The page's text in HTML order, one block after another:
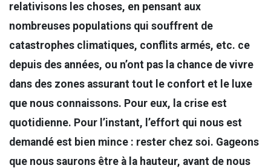
relativisons les choses, en pensant aux
nombreuses populations qui souffrent de
catastrophes climatiques, conflits armés, etc. ce
depuis des années, ou n’ont pas la chance de vivre
dans des zones assurant tout le confort et le luxe
que nous connaissons. Pour eux, la crise est
quotidienne. Pour l’instant, l’effort qui nous est
demandé est bien mince : rester chez soi. Gageons
que nous saurons être à la hauteur, avant de nous